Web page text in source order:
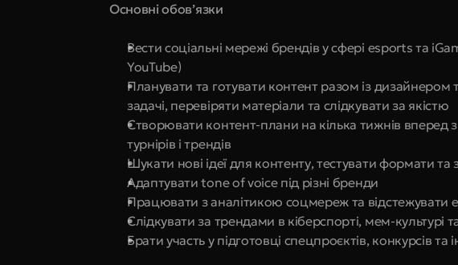
Основні обов’язки
Вести соціальні мережі брендів у сфері esports та
YouTube)
Планувати та готувати контент разом із
задачі, перевіряти матеріали та слідкувати за якістю
Створювати контент-плани на кілька тижнів вперед
турнірів і трендів
Шукати нові ідеї для контенту, тестувати формати та
Адаптувати tone of voice під різні бренди
Працювати з аналітикою соцмереж та відстежувати
Слідкувати за трендами в кіберспорті, мем-культурі
Брати участь у підготовці спецпроєктів, конкурсів та